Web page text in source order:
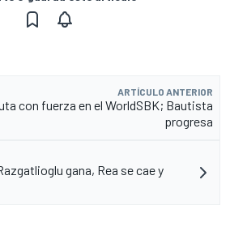
ARTÍCULO ANTERIOR
con fuerza en el WorldSBK; Bautista
progresa
gana, Rea se cae y